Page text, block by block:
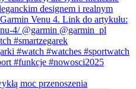
moc przenoszenia